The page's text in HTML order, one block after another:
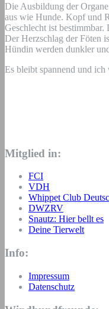
Die Ausbildung der
aus wie Hunde. Kopf und
Geschlecht ist
Der Herzschlag der Föten
Hündin werden dunkler
Es bleibt spannend und
Mitglied in:
FCI
VDH
Whippet Club
DWZRV
Snautz: Hier bellt es
Deine Tierwelt
Info:
Impressum
Datenschutz